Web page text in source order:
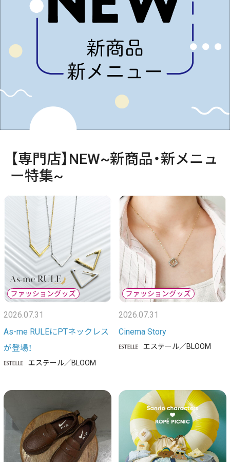
【専門店】NEW~新商品・新メニュ
ー特集~
2026.07.31
As-me RULEにPTネックレス
が登場！
エステール／BLOOM
2026.07.31
Cinema Story
エステール／BLOOM